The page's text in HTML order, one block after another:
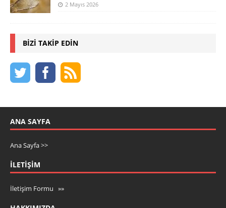
2 Mayıs 2026
BIZI TAKIP EDIN
ANA SAYFA
Ana Sayfa >>
İLETIŞIM
İletişim Formu »»